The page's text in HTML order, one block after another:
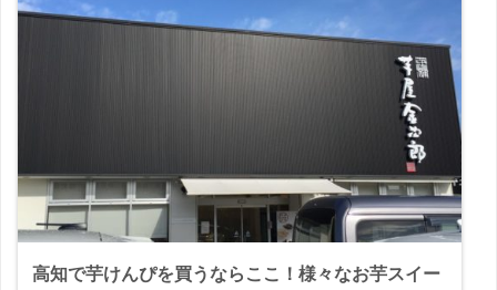
高知で芋けんぴを買うならここ！様々なお芋スイー